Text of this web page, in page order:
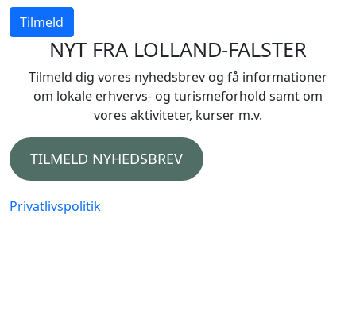
Tilmeld
NYT FRA LOLLAND-FALSTER
Tilmeld dig vores nyhedsbrev og få informationer
om lokale erhvervs- og turismeforhold samt om
vores aktiviteter, kurser m.v.
TILMELD NYHEDSBREV
Privatlivspolitik